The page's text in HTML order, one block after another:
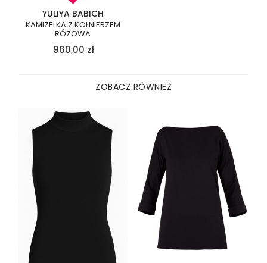
YULIYA BABICH
KAMIZELKA Z KOŁNIERZEM
RÓŻOWA
960,00 zł
ZOBACZ RÓWNIEŻ